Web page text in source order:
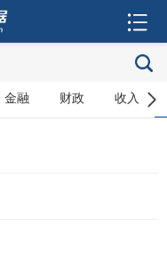
金融 财政 收入